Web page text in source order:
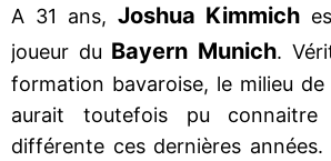
A 31 ans, Joshua Kimmich
joueur du Bayern Munich.
formation bavaroise, le milieu
aurait toutefois pu connaitre
différente ces dernières